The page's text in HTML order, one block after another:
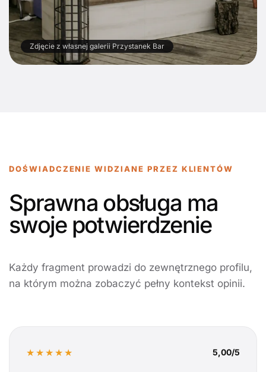
Zdjęcie z własnej galerii Przystanek Bar
DOŚWIADCZENIE WIDZIANE PRZEZ KLIENTÓW
Sprawna obsługa ma
swoje potwierdzenie
Każdy fragment prowadzi do zewnętrznego profilu,
na którym można zobaczyć pełny kontekst opinii.
★★★★★ 5,00/5